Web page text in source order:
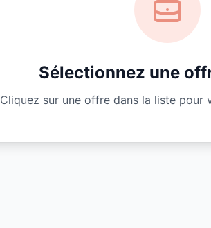
Sélectionnez une
Cliquez sur une offre dans la liste pour